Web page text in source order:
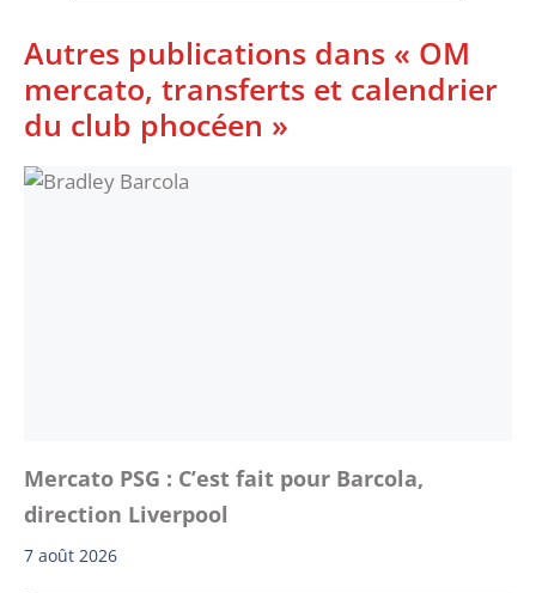
Autres publications dans « OM
mercato, transferts et calendrier
du club phocéen »
Mercato PSG : C’est fait pour Barcola,
direction Liverpool
7 août 2026